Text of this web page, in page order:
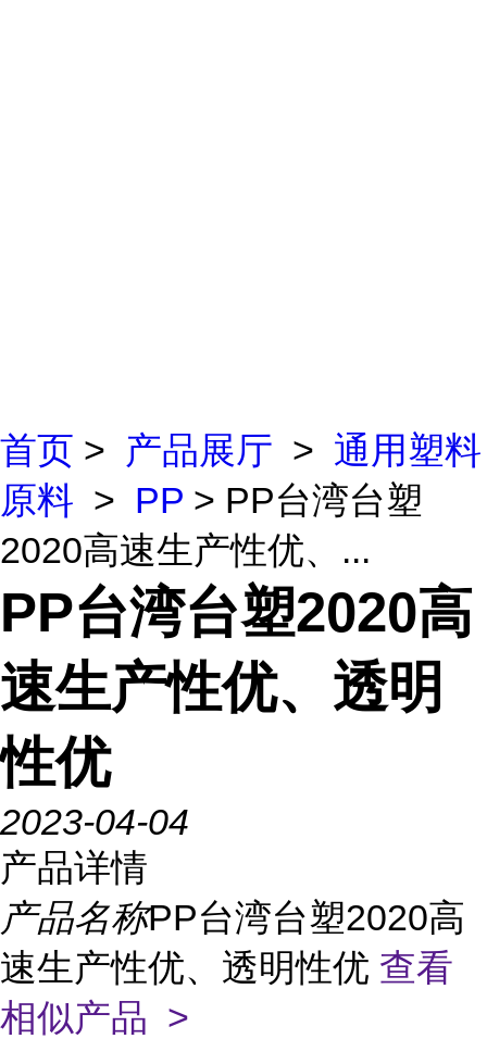
首页 > 产品展厅 > 通用塑料
原料 > PP > PP台湾台塑
2020高速生产性优、...
PP台湾台塑2020高
速生产性优、透明
性优
2023-04-04
产品详情
产品名称PP台湾台塑2020高
速生产性优、透明性优 查看
相似产品 >